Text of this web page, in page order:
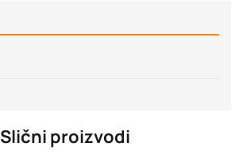
Slični proizvodi